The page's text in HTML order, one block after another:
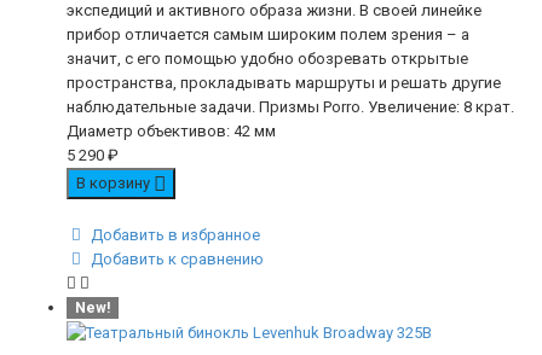
экспедиций и активного образа жизни. В своей линейке
прибор отличается самым широким полем зрения – а
значит, с его помощью удобно обозревать открытые
пространства, прокладывать маршруты и решать другие
наблюдательные задачи. Призмы Porro. Увеличение: 8 крат.
Диаметр объективов: 42 мм
5 290 ₽
В корзину
Добавить в избранное
Добавить к сравнению
New!